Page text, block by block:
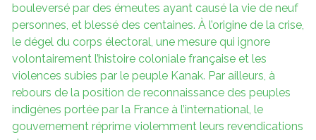
bouleversé par des émeutes ayant causé la vie de neuf
personnes, et blessé des centaines. À l’origine de la crise,
le dégel du corps électoral, une mesure qui ignore
volontairement l’histoire coloniale française et les
violences subies par le peuple Kanak. Par ailleurs, à
rebours de la position de reconnaissance des peuples
indigènes portée par la France à l’international, le
gouvernement réprime violemment leurs revendications